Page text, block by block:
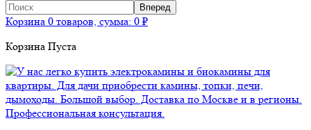
Корзина 0 товаров, сумма: 0 ₽
Корзина Пуста